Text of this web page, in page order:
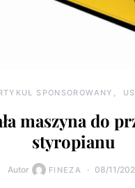
SPONSOROWANY
maszyna do
styropianu
Autor FINEZA 08/11/